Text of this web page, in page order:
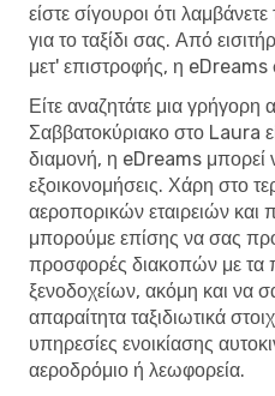
είστε σίγουροι ότι
για το ταξίδι σας. Από
μετ' επιστροφής, η eDreams
Είτε αναζητάτε μια
Σαββατοκύριακο στο Laura
διαμονή, η eDreams μπορεί
εξοικονομήσεις. Χάρη στο
αεροπορικών εταιρειών και
μπορούμε επίσης να σας
προσφορές διακοπών με τα
ξενοδοχείων, ακόμη και να
απαραίτητα ταξιδιωτικά
υπηρεσίες ενοικίασης
αεροδρόμιο ή λεωφορεία.